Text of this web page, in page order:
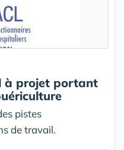
à projet portant
pistes
de travail.